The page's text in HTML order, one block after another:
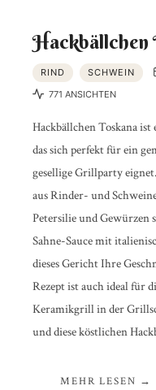
Hackbällchen
RIND SCHWEIN
771 ANSICHTEN
Hackbällchen Toskana
das sich perfekt für ein
gesellige Grillparty
aus Rinder- und
Petersilie und Gewürzen
Sahne-Sauce mit
dieses Gericht Ihre
Rezept ist auch ideal für
Keramikgrill in der
und diese köstlichen
MEHR LESEN